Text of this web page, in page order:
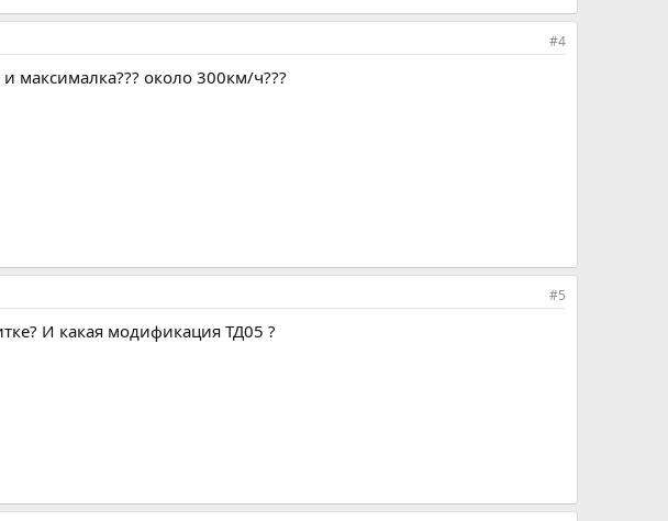
#4
максималка??? около 300км/ч???
#5
И какая модификация ТД05 ?